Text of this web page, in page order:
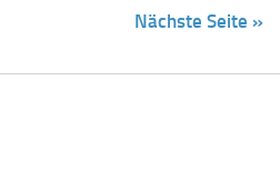
Nächste Seite »